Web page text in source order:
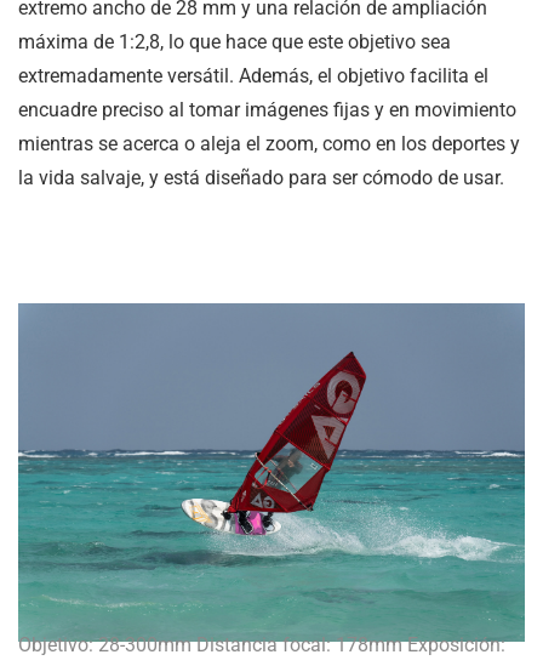
extremo ancho de 28 mm y una relación de ampliación
máxima de 1:2,8, lo que hace que este objetivo sea
extremadamente versátil. Además, el objetivo facilita el
encuadre preciso al tomar imágenes fijas y en movimiento
mientras se acerca o aleja el zoom, como en los deportes y
la vida salvaje, y está diseñado para ser cómodo de usar.
Objetivo: 28-300mm Distancia focal: 178mm Exposición: